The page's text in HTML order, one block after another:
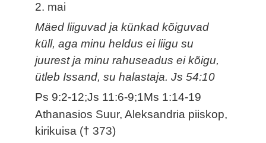
2. mai
Mäed liiguvad ja künkad kõiguvad
küll, aga minu heldus ei liigu su
juurest ja minu rahuseadus ei kõigu,
ütleb Issand, su halastaja. Js 54:10
Ps 9:2-12;Js 11:6-9;1Ms 1:14-19
Athanasios Suur, Aleksandria piiskop,
kirikuisa († 373)